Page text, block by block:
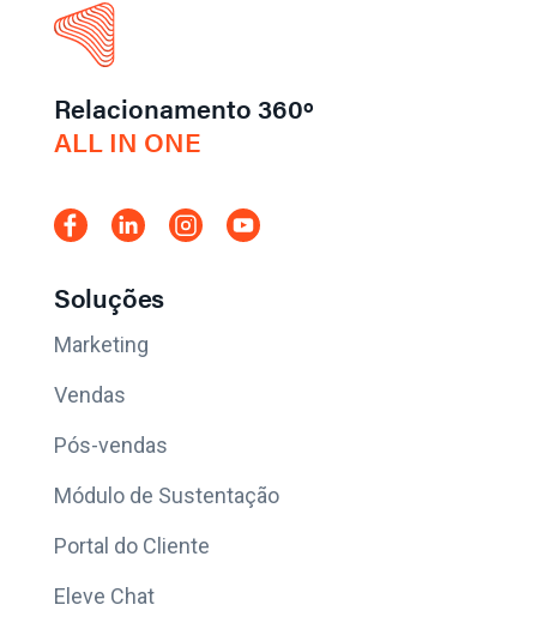
Relacionamento 360º
ALL IN ONE
Soluções
Marketing
Vendas
Pós-vendas
Módulo de Sustentação
Portal do Cliente
Eleve Chat